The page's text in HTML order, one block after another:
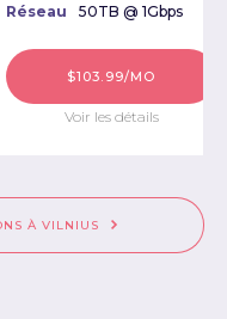
Réseau
50TB @ 1Gbps
$103.99/MO
Voir les détails
À VILNIUS